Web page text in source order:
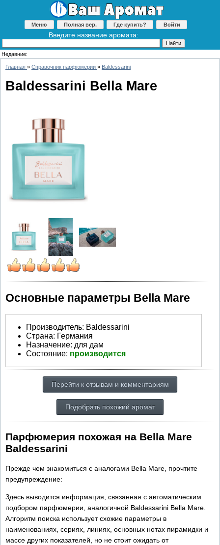
Меню Полная вер. Где купить? Войти
Введите название аромата:
Недавние:
Главная » Справочник парфюмерии » Baldessarini
Baldessarini Bella Mare
Основные параметры Bella Mare
Производитель: Baldessarini
Страна: Германия
Назначение: для дам
Состояние: производится
Перейти к отзывам и комментариям
Подобрать похожий аромат
Парфюмерия похожая на Bella Mare
Baldessarini
Прежде чем знакомиться с аналогами Bella Mare, прочтите
предупреждение:
Здесь выводится информация, связанная с автоматическим
подбором парфюмерии, аналогичной Baldessarini Bella Mare.
Алгоритм поиска использует схожие параметры в
наименованиях, сериях, линиях, основных нотах пирамидки и
массе других показателей, но не стоит ожидать от